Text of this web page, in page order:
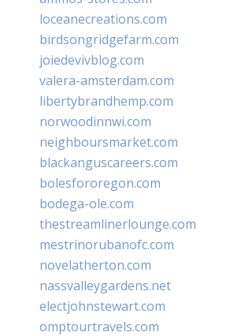
loceanecreations.com
birdsongridgefarm.com
joiedevivblog.com
valera-amsterdam.com
libertybrandhemp.com
norwoodinnwi.com
neighboursmarket.com
blackanguscareers.com
bolesfororegon.com
bodega-ole.com
thestreamlinerlounge.com
mestrinorubanofc.com
novelatherton.com
nassvalleygardens.net
electjohnstewart.com
omptourtravels.com